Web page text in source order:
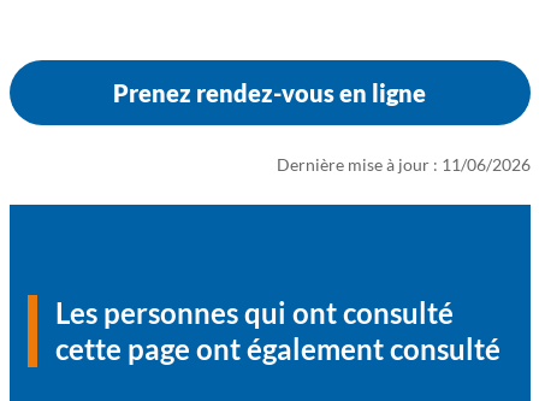
Prenez rendez-vous en ligne
Dernière mise à jour : 11/06/2026
Les personnes qui ont consulté
cette page ont également consulté